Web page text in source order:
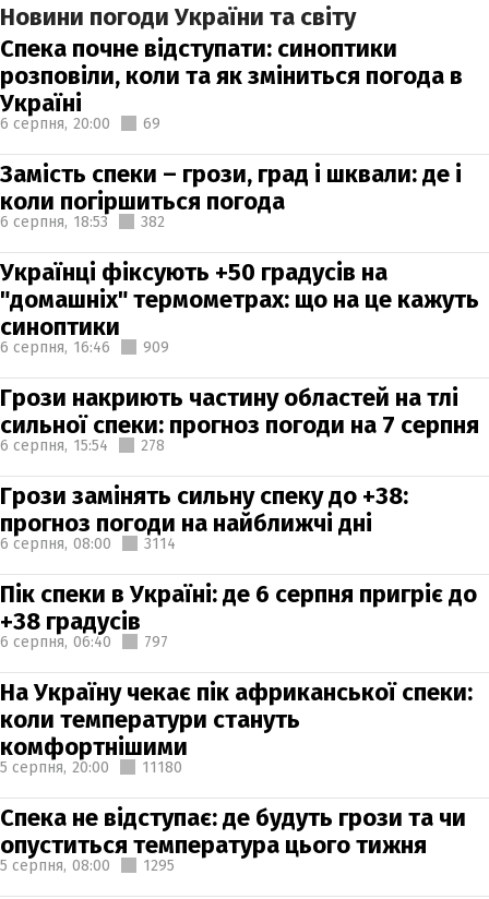
Новини погоди України та світу
Спека почне відступати: синоптики
розповіли, коли та як зміниться погода в
Україні
6 серпня, 20:00 69
Замість спеки – грози, град і шквали: де і
коли погіршиться погода
6 серпня, 18:53 382
Українці фіксують +50 градусів на
"домашніх" термометрах: що на це кажуть
синоптики
6 серпня, 16:46 909
Грози накриють частину областей на тлі
сильної спеки: прогноз погоди на 7 серпня
6 серпня, 15:54 278
Грози замінять сильну спеку до +38:
прогноз погоди на найближчі дні
6 серпня, 08:00 3114
Пік спеки в Україні: де 6 серпня пригріє до
+38 градусів
6 серпня, 06:40 797
На Україну чекає пік африканської спеки:
коли температури стануть
комфортнішими
5 серпня, 20:00 11180
Спека не відступає: де будуть грози та чи
опуститься температура цього тижня
5 серпня, 08:00 1295